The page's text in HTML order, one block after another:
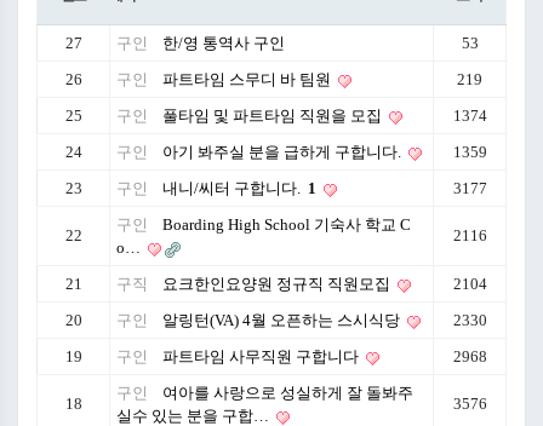
27 구인 한/영 통역사 구인
53
26
구인 파트타임 스무디 바 팀원
219
25
구인 풀타임 및 파트타임 직원을 모집
1374
24
구인 아기 봐주실 분을 급하게 구합니다.
1359
23
구인 내니/씨터 구합니다. 1 3177
22
구인
Boarding High School 기숙사 학교 C
o…
2116
21 구직 요크한인요양원 정규직 직원모집
2104
20
구인 알링턴(VA) 4월 오픈하는 스시식당
2330
19
구인 파트타임 사무직원 구합니다 2968
18
구인
여아를 사랑으로 성실하게 잘 돌봐주
실수 있는 분을 구합…
3576